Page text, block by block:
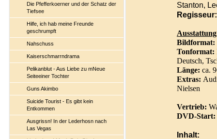
Die Pfefferkoerner und der Schatz der
Tiefsee
Hilfe, ich hab meine Freunde
geschrumpft
Nahschuss
Kaiserschmarrndrama
Pelikanblut - Aus Liebe zu mNeue
Seiteeiner Tochter
Guns Akimbo
Suicide Tourist - Es gibt kein
Entkommen
Ausgrissn! In der Lederhosn nach
Las Vegas
Stanton,
Regisseur:
Bildformat:
Tonformat:
Deutsch,
Länge: ca.
Extras:
Nielsen
Vertrieb:
DVD-Start:
Inhalt: